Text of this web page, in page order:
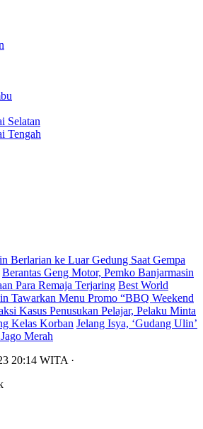
Selatan
Tengah
Berlarian ke Luar Gedung Saat Gempa
Berantas Geng Motor, Pemko Banjarmasin
Para Remaja Terjaring Best World
Tawarkan Menu Promo “BBQ Weekend
Kasus Penusukan Pelajar, Pelaku Minta
Kelas Korban Jelang Isya, ‘Gudang Ulin’
Merah
20:14 WITA ·